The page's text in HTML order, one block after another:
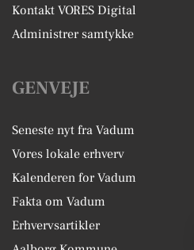
Kontakt VORES Digital
Administrer samtykke
GENVEJE
Seneste nyt fra Vadum
Vores lokale erhverv
Kalenderen for Vadum
Fakta om Vadum
Erhvervsartikler